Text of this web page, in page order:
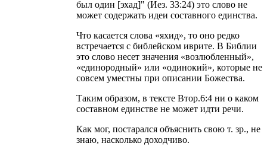
был один [эхад]" (Иез. 33:24) это слово не
может содержать идеи составного единства.
Что касается слова «яхид», то оно редко
встречается с библейском иврите. В Библии
это слово несет значения «возлюбленный»,
«единородный» или «одинокий», которые не
совсем уместны при описании Божества.
Таким образом, в тексте Втор.6:4 ни о каком
составном единстве не может идти речи.
Как мог, постарался объяснить свою т. зр., не
знаю, насколько доходчиво.